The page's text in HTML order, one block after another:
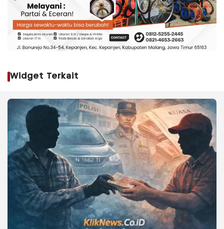
Widget Terkait